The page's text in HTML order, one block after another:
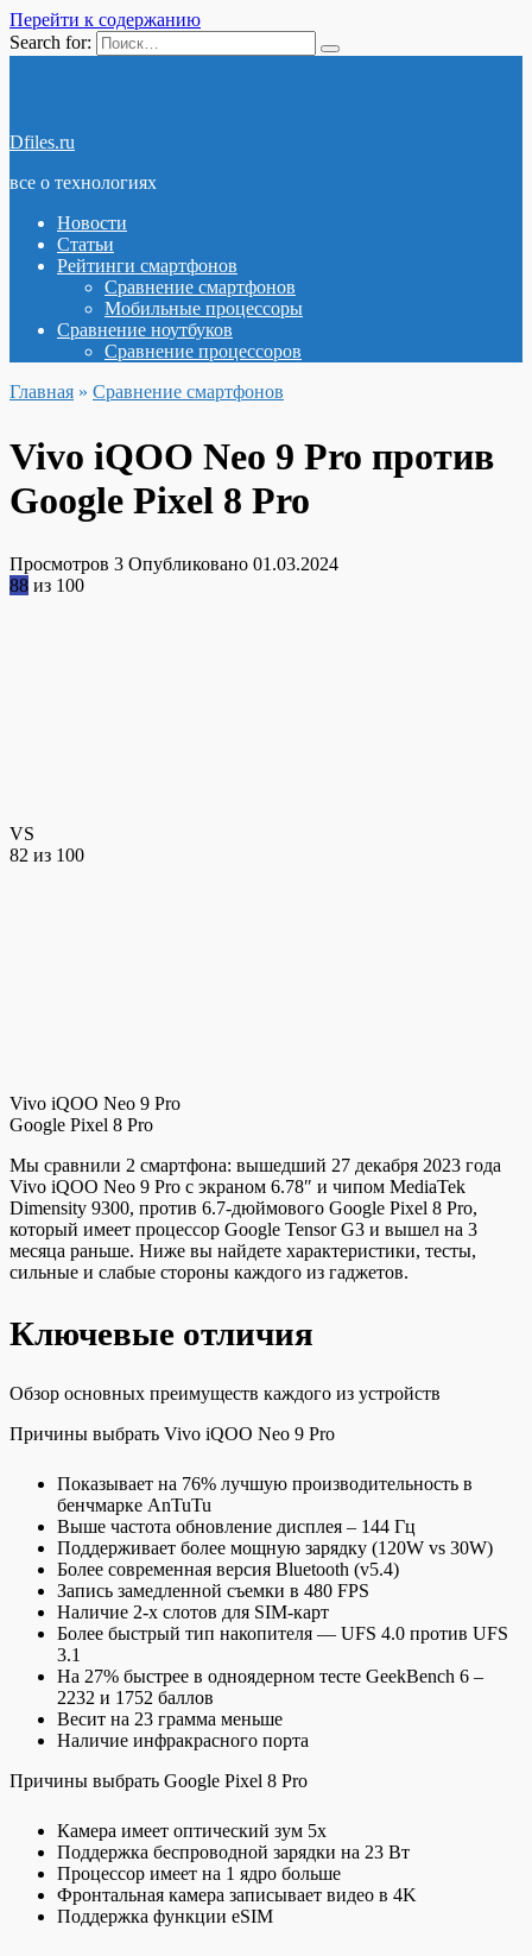
Перейти к содержанию
Search for:
Dfiles.ru
все о технологиях
Новости
Статьи
Рейтинги смартфонов
Сравнение смартфонов
Мобильные процессоры
Сравнение ноутбуков
Сравнение процессоров
Главная » Сравнение смартфонов
Vivo iQOO Neo 9 Pro против
Google Pixel 8 Pro
Просмотров 3 Опубликовано 01.03.2024
88 из 100
VS
82 из 100
Vivo iQOO Neo 9 Pro
Google Pixel 8 Pro
Мы сравнили 2 смартфона: вышедший 27 декабря 2023 года
Vivo iQOO Neo 9 Pro с экраном 6.78″ и чипом MediaTek
Dimensity 9300, против 6.7-дюймового Google Pixel 8 Pro,
который имеет процессор Google Tensor G3 и вышел на 3
месяца раньше. Ниже вы найдете характеристики, тесты,
сильные и слабые стороны каждого из гаджетов.
Ключевые отличия
Обзор основных преимуществ каждого из устройств
Причины выбрать Vivo iQOO Neo 9 Pro
Показывает на 76% лучшую производительность в
бенчмарке AnTuTu
Выше частота обновление дисплея – 144 Гц
Поддерживает более мощную зарядку (120W vs 30W)
Более современная версия Bluetooth (v5.4)
Запись замедленной съемки в 480 FPS
Наличие 2-х слотов для SIM-карт
Более быстрый тип накопителя — UFS 4.0 против UFS
3.1
На 27% быстрее в одноядерном тесте GeekBench 6 –
2232 и 1752 баллов
Весит на 23 грамма меньше
Наличие инфракрасного порта
Причины выбрать Google Pixel 8 Pro
Камера имеет оптический зум 5x
Поддержка беспроводной зарядки на 23 Вт
Процессор имеет на 1 ядро больше
Фронтальная камера записывает видео в 4K
Поддержка функции eSIM